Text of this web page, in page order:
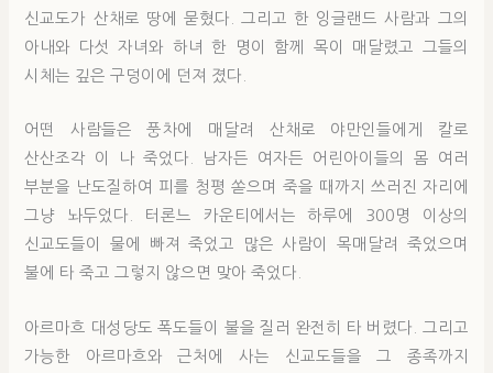
신교도가 산채로 땅에 묻혔다. 그리고 한 잉글랜드 사람과 그의
아내와 다섯 자녀와 하녀 한 명이 함께 목이 매달렸고 그들의
시체는 깊은 구덩이에 던져 졌다.
어떤 사람들은 풍차에 매달려 산채로 야만인들에게 칼로
산산조각 이 나 죽었다. 남자든 여자든 어린아이들의 몸 여러
부분을 난도질하여 피를 청평 쏟으며 죽을 때까지 쓰러진 자리에
그냥 놔두었다. 터론느 카운티에서는 하루에 300명 이상의
신교도들이 물에 빠져 죽었고 많은 사람이 목매달려 죽었으며
불에 타 죽고 그렇지 않으면 맞아 죽었다.
아르마흐 대성당도 폭도들이 불을 질러 완전히 타 버렸다. 그리고
가능한 아르마흐와 근처에 사는 신교도들을 그 종족까지